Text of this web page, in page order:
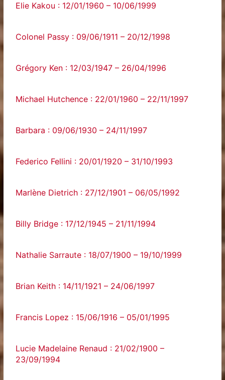
Elie Kakou : 12/01/1960 – 10/06/1999
Colonel Passy : 09/06/1911 – 20/12/1998
Grégory Ken : 12/03/1947 – 26/04/1996
Michael Hutchence : 22/01/1960 – 22/11/1997
Barbara : 09/06/1930 – 24/11/1997
Federico Fellini : 20/01/1920 – 31/10/1993
Marlène Dietrich : 27/12/1901 – 06/05/1992
Billy Bridge : 17/12/1945 – 21/11/1994
Nathalie Sarraute : 18/07/1900 – 19/10/1999
Brian Keith : 14/11/1921 – 24/06/1997
Francis Lopez : 15/06/1916 – 05/01/1995
Lucie Madelaine Renaud : 21/02/1900 –
23/09/1994